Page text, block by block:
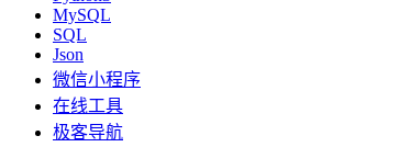
MySQL
SQL
Json
微信小程序
在线工具
极客导航